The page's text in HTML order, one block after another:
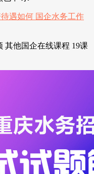
其他国企在线课程 19课